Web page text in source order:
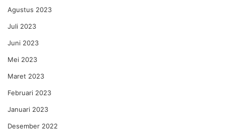
Agustus 2023
Juli 2023
Juni 2023
Mei 2023
Maret 2023
Februari 2023
Januari 2023
Desember 2022